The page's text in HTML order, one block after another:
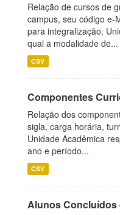
Relação de cursos de
campus, seu código e-
para integralização,
qual a modalidade de...
CSV
Componentes
Relação dos
sigla, carga horária,
Unidade Acadêmica
ano e período...
CSV
Alunos Concluídos